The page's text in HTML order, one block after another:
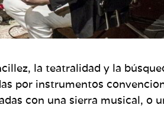
la teatralidad y la
por instrumentos
con una sierra musical, o